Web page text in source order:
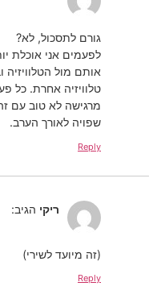
גורם לתסכול, לא?
לפעמים אני אוכלת
אותם מול הטלוויזיה
טלוויזיה אחרת. כל
מרגישה לא טוב עם
שפויה לאורך הערב.
Reply
ריקי הגיב:
(זה מיועד לשירי)
Reply